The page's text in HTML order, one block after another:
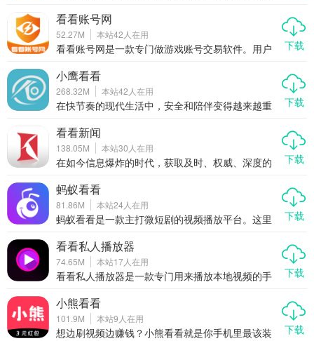
广，用起来也方便，算是大家手机里备着的一个便
民工具。小编觉得，这软件挺适合家里长辈用的，
跑大厅太累，这个能省事。
看看账号网
52.27M 本站42 人在用
看看账号网是一款专门做游戏账号交易软件。用户
便，让大家交易更放心。小编觉得，这就是个靠谱
的游戏交易助手。用户下载后，能快速找到想要的
游戏号。
下载
小鹰看看
268.32M 本站42 人在用
在快节奏的现代生活中，安全和陪伴变得越来越重
应用，凭借远程实时监控、云存储回放、智能报警
推送等功能，成为家庭和商铺用户的贴心助手。无
论你身在何处，都能随时查看家中情况、关注店铺
动态，真正做到“身在外，家在身边”。接下来，我们
点。
下载
看看新闻
138.05M 本站30 人在用
在如今信息爆炸的时代，获取及时、权威、深度的
视台（SMG）倾力打造的官方新闻客户端，凭借其
强大的新闻生产能力与创新的传播方式，已经成为
众多用户获取新闻的首选平台。无论你是关注时事
热点、社会动态，还是喜欢深度报道与独家解读，
这款APP的核心优势，带你了解它为何值得你下载
并长期使用。
下载
蚂蚁看看
81.86M 本站24 人在用
蚂蚁看看是一款主打微短剧的视频播放平台。这里
新剧集。小编觉得它很适合喜欢碎片化追剧的人
群。核心价值在于内容丰富且更新快。
下载
看看私人播放器
74.65M 本站17人在用
看看私人播放器是一款专门用来播放本地视频的手
不用联网也能用。核心好处就是隐私安全，播放流
畅，还能把画面投到电视上。小编觉得这款工具很
适合喜欢存电影的朋友。
下载
小熊看看
101.9M 本站9 人在用
想边刷视频边赚钱？小熊看看就是你手机里最该装
下载